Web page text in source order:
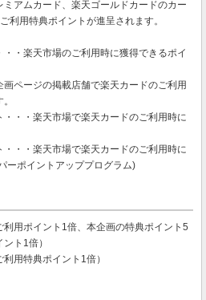
アムカード、楽天ゴールドカードのカー
利用特典ポイントが進呈されます。
・楽天市場のご利用時に獲得できるポイ
ページの掲載店舗で楽天カードのご利用
・・楽天市場で楽天カードのご利用時に
・・楽天市場で楽天カードのご利用時に
ーポイントアッププログラム)
用ポイント1倍、本企画の特典ポイント5
ト1倍）
用特典ポイント1倍）